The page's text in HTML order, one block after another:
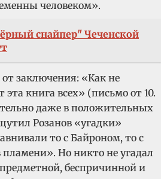
человеком».
снайпер" Чеченской
от заключения: «Как не
эта книга всех» (письмо от 10.
даже в положительных
Розанов «угадки»
то с Байроном, то с
Но никто не угадал
беспричинной и